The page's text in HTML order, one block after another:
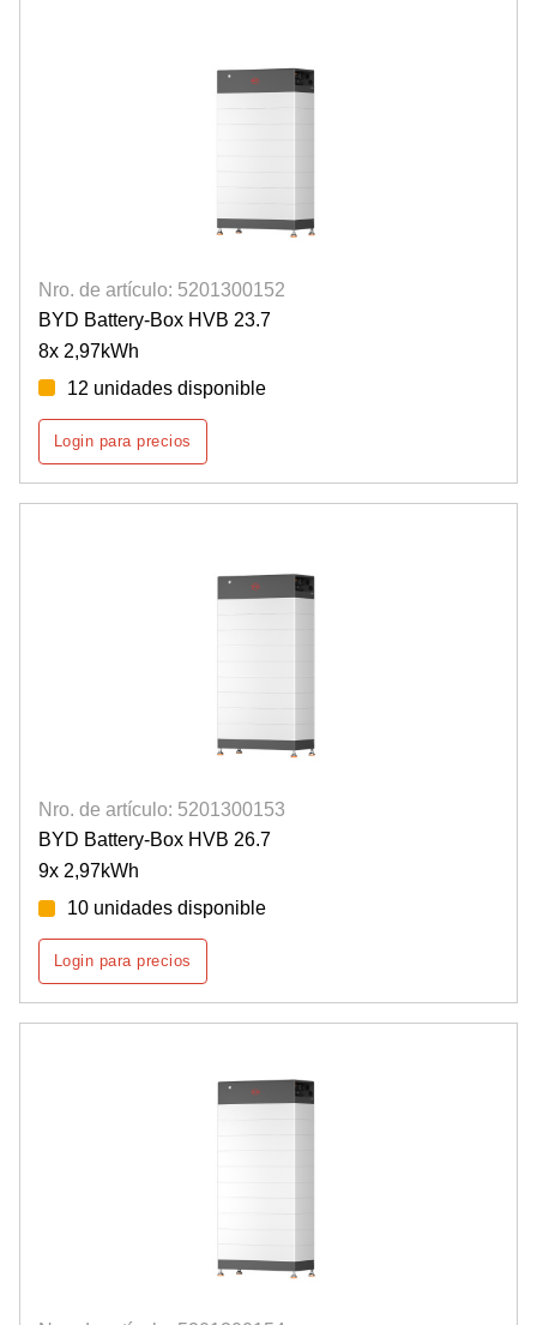
Nro. de artículo: 5201300152
BYD Battery-Box HVB 23.7
8x 2,97kWh
12 unidades disponible
Login para precios
Nro. de artículo: 5201300153
BYD Battery-Box HVB 26.7
9x 2,97kWh
10 unidades disponible
Login para precios